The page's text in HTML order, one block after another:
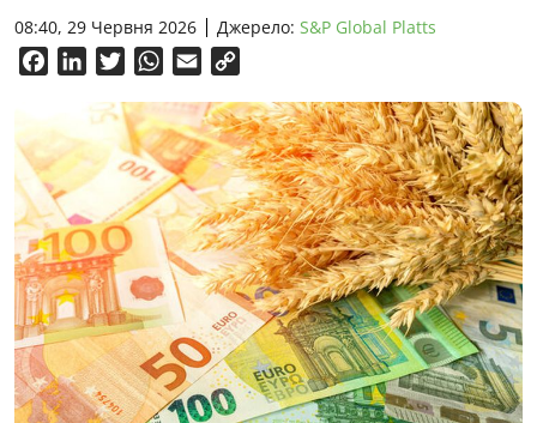
08:40, 29 Червня 2026 Джерело: S&P Global Platts
FacebookLinkedInTwitterWhatsApp
Email